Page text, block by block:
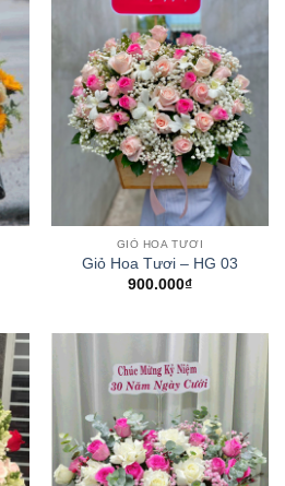
GIỎ HOA TƯƠI
Giỏ Hoa Tươi – HG 03
900.000₫